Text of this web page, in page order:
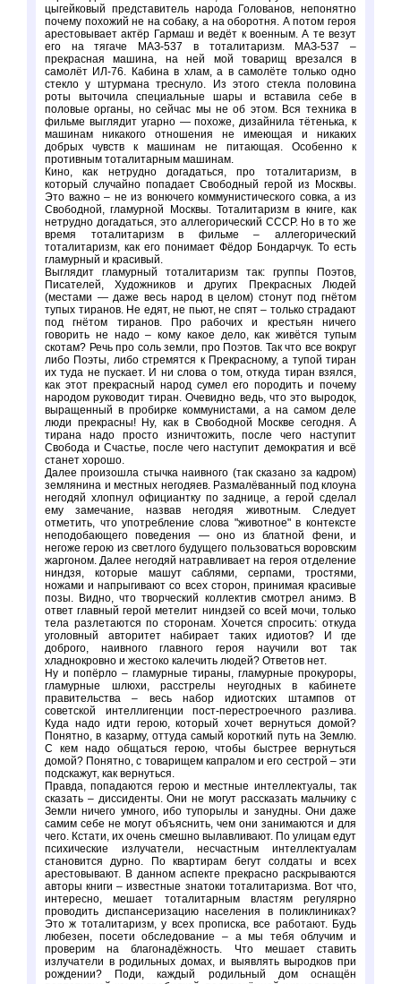
цыгейковый представитель народа Голованов, непонятно
почему похожий не на собаку, а на оборотня. А потом героя
арестовывает актёр Гармаш и ведёт к военным. А те везут
его на тягаче МАЗ-537 в тоталитаризм. МАЗ-537 –
прекрасная машина, на ней мой товарищ врезался в
самолёт ИЛ-76. Кабина в хлам, а в самолёте только одно
стекло у штурмана треснуло. Из этого стекла половина
роты выточила специальные шары и вставила себе в
половые органы, но сейчас мы не об этом. Вся техника в
фильме выглядит угарно — похоже, дизайнила тётенька, к
машинам никакого отношения не имеющая и никаких
добрых чувств к машинам не питающая. Особенно к
противным тоталитарным машинам.
Кино, как нетрудно догадаться, про тоталитаризм, в
который случайно попадает Свободный герой из Москвы.
Это важно – не из вонючего коммунистического совка, а из
Свободной, гламурной Москвы. Тоталитаризм в книге, как
нетрудно догадаться, это аллегорический СССР. Но в то же
время тоталитаризм в фильме – аллегорический
тоталитаризм, как его понимает Фёдор Бондарчук. То есть
гламурный и красивый.
Выглядит гламурный тоталитаризм так: группы Поэтов,
Писателей, Художников и других Прекрасных Людей
(местами — даже весь народ в целом) стонут под гнётом
тупых тиранов. Не едят, не пьют, не спят – только страдают
под гнётом тиранов. Про рабочих и крестьян ничего
говорить не надо – кому какое дело, как живётся тупым
скотам? Речь про соль земли, про Поэтов. Так что все вокруг
либо Поэты, либо стремятся к Прекрасному, а тупой тиран
их туда не пускает. И ни слова о том, откуда тиран взялся,
как этот прекрасный народ сумел его породить и почему
народом руководит тиран. Очевидно ведь, что это выродок,
выращенный в пробирке коммунистами, а на самом деле
люди прекрасны! Ну, как в Свободной Москве сегодня. А
тирана надо просто изничтожить, после чего наступит
Свобода и Счастье, после чего наступит демократия и всё
станет хорошо.
Далее произошла стычка наивного (так сказано за кадром)
землянина и местных негодяев. Размалёванный под клоуна
негодяй хлопнул официантку по заднице, а герой сделал
ему замечание, назвав негодяя животным. Следует
отметить, что употребление слова "животное" в контексте
неподобающего поведения — оно из блатной фени, и
негоже герою из светлого будущего пользоваться воровским
жаргоном. Далее негодяй натравливает на героя отделение
ниндзя, которые машут саблями, серпами, тростями,
ножами и напрыгивают со всех сторон, принимая красивые
позы. Видно, что творческий коллектив смотрел анимэ. В
ответ главный герой метелит ниндзей со всей мочи, только
тела разлетаются по сторонам. Хочется спросить: откуда
уголовный авторитет набирает таких идиотов? И где
доброго, наивного главного героя научили вот так
хладнокровно и жестоко калечить людей? Ответов нет.
Ну и попёрло – гламурные тираны, гламурные прокуроры,
гламурные шлюхи, расстрелы неугодных в кабинете
правительства – весь набор идиотских штампов от
советской интеллигенции пост-перестроечного разлива.
Куда надо идти герою, который хочет вернуться домой?
Понятно, в казарму, оттуда самый короткий путь на Землю.
С кем надо общаться герою, чтобы быстрее вернуться
домой? Понятно, с товарищем капралом и его сестрой – эти
подскажут, как вернуться.
Правда, попадаются герою и местные интеллектуалы, так
сказать – диссиденты. Они не могут рассказать мальчику с
Земли ничего умного, ибо тупорылы и занудны. Они даже
самим себе не могут объяснить, чем они занимаются и для
чего. Кстати, их очень смешно вылавливают. По улицам едут
психические излучатели, несчастным интеллектуалам
становится дурно. По квартирам бегут солдаты и всех
арестовывают. В данном аспекте прекрасно раскрываются
авторы книги – известные знатоки тоталитаризма. Вот что,
интересно, мешает тоталитарным властям регулярно
проводить диспансеризацию населения в поликлиниках?
Это ж тоталитаризм, у всех прописка, все работают. Будь
любезен, посети обследование – а мы тебя облучим и
проверим на благонадёжность. Что мешает ставить
излучатели в родильных домах, и выявлять выродков при
рождении? Поди, каждый родильный дом оснащён